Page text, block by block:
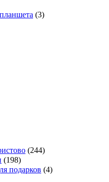
(3)
(244)
(198)
подарков (4)